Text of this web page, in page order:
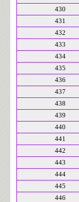
430
431
432
433
434
435
436
437
438
439
440
441
442
443
444
445
446